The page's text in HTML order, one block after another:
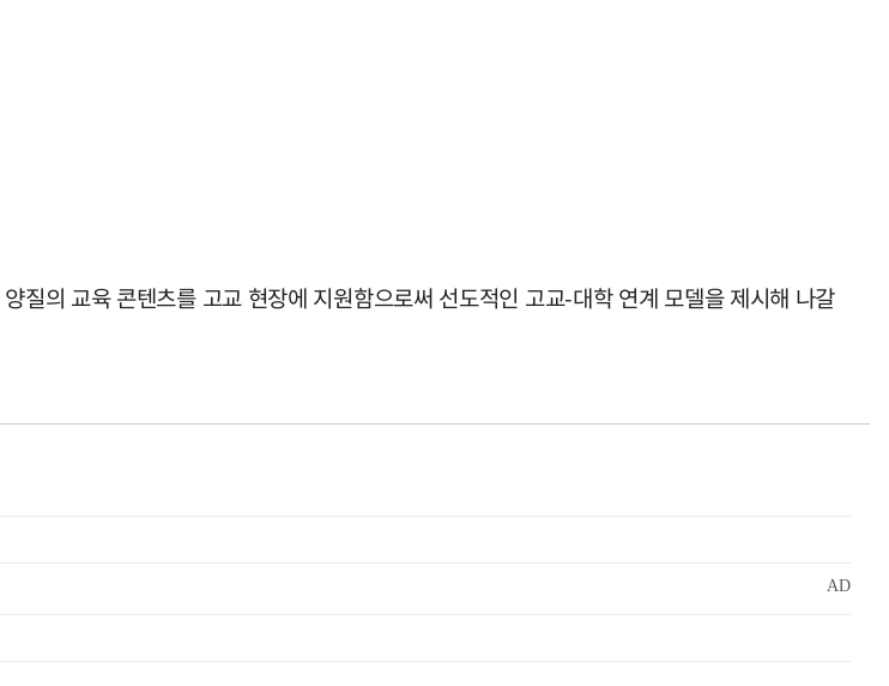
질의 교육 콘텐츠를 고교 현장에 지원함으로써 선도적인 고교-대학 연계 모델을 제시해 나갈